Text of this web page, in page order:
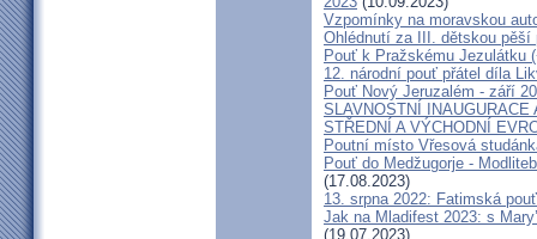
Vzpomínky na moravskou
Ohlédnutí za III. dětskou pěší
Pouť k Pražskému Jezulátku
12. národní pouť přátel díla
Pouť Nový Jeruzalém - září
SLAVNOSTNÍ
STŘEDNÍ A VÝCHODNÍ
Poutní místo Vřesová
Pouť do Medžugorje -
(17.08.2023)
13. srpna 2022: Fatimská
Jak na Mladifest 2023: s
(19.07.2023)